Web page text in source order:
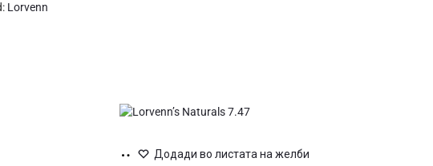
Lorvenn
ДодајДодади во листата на желби